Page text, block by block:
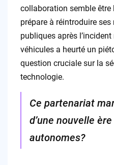
collaboration semble être
prépare à réintroduire
publiques après
véhicules a heurté un
question cruciale sur la
technologie.
Ce partenariat
d’une nouvelle
autonomes?